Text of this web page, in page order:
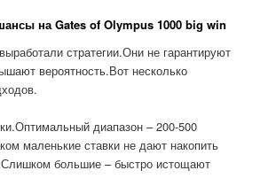
на Gates of Olympus 1000 big win
стратегии.Они не гарантируют
вероятность.Вот несколько
диапазон – 200-500
маленькие ставки не дают накопить
большие – быстро истощают